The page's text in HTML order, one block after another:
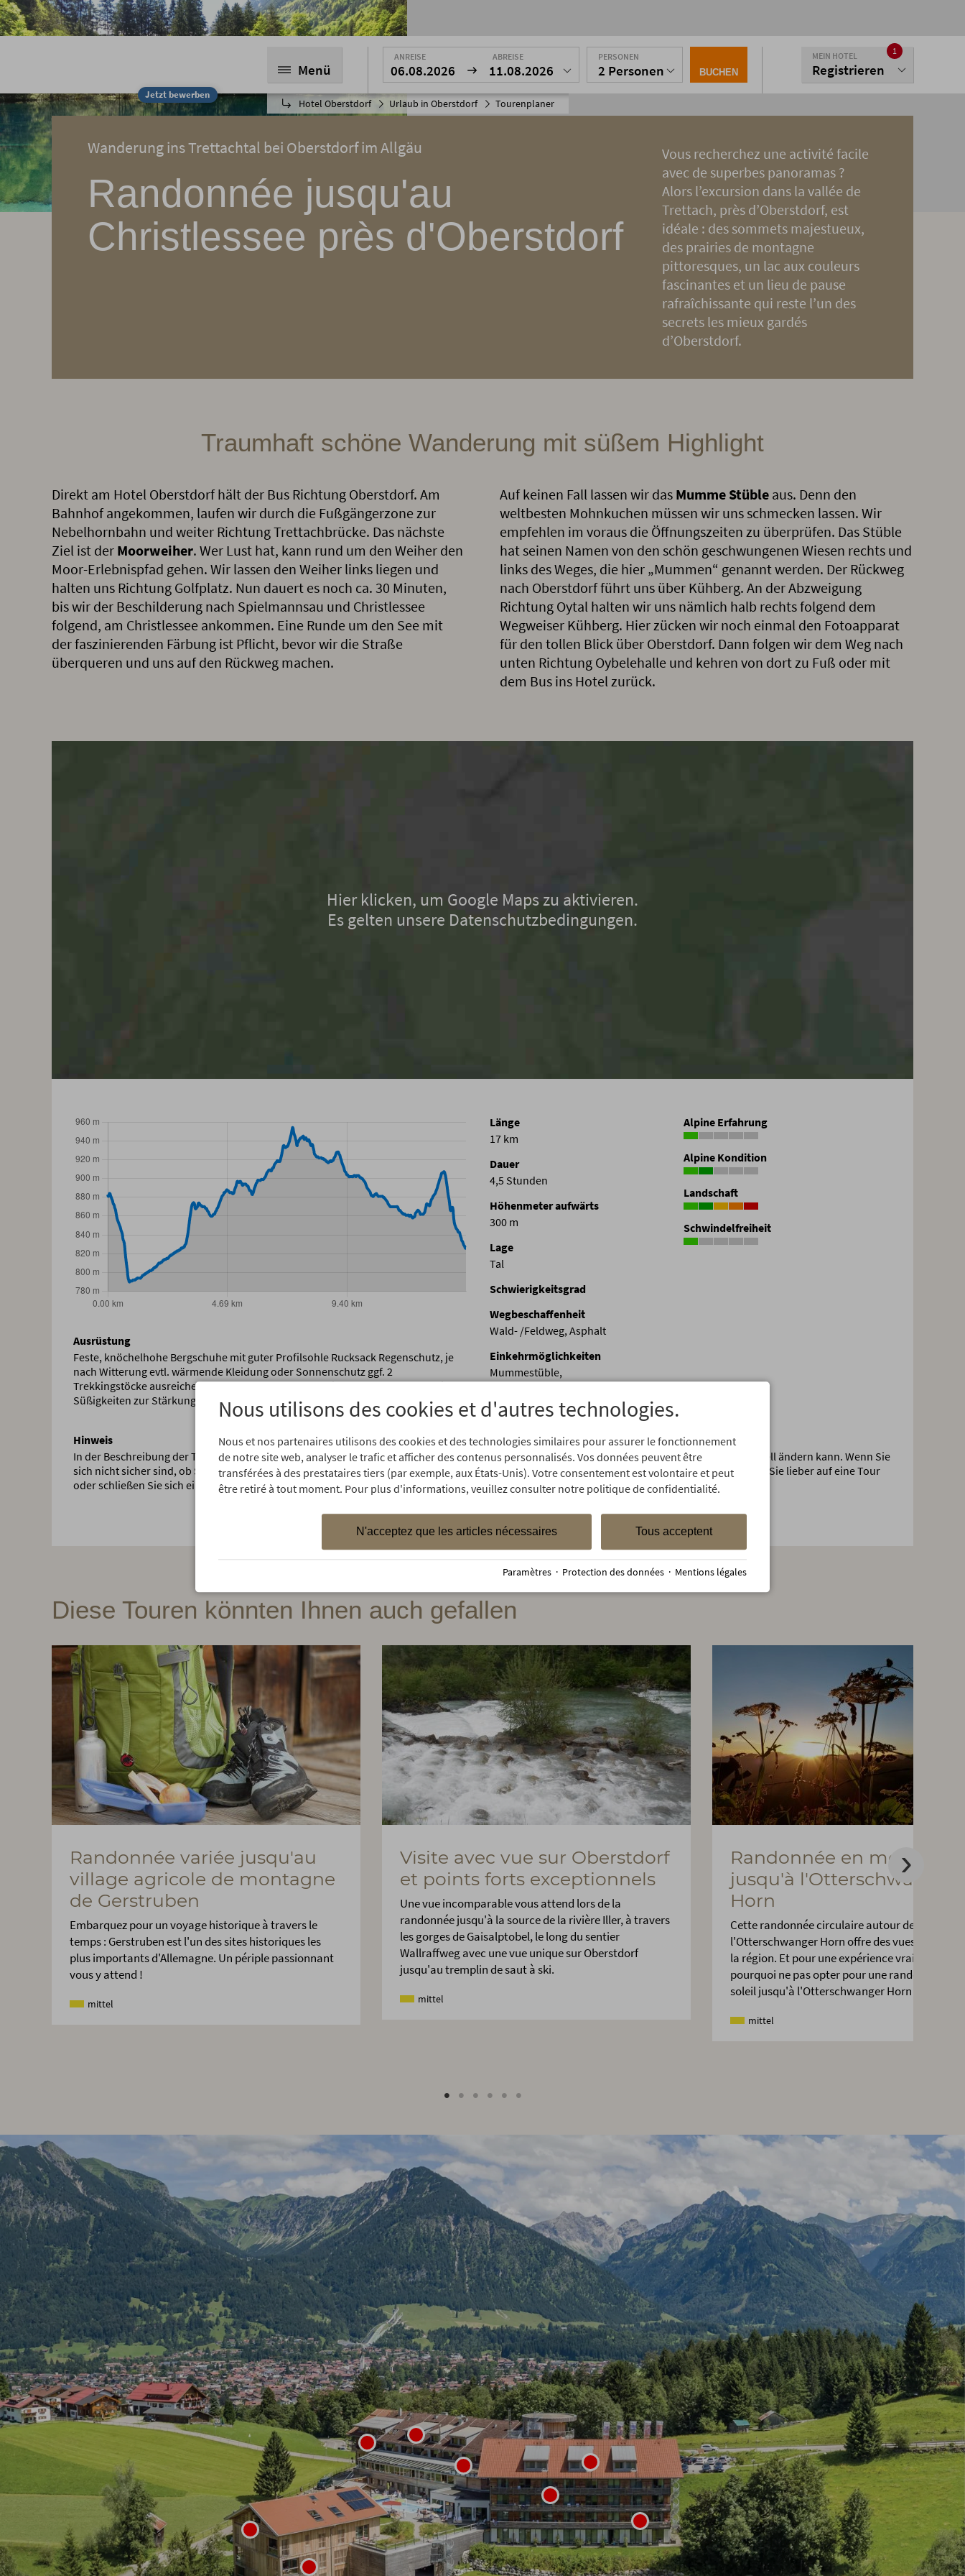
Jetzt bewerben
Menü
Hotel Oberstdorf Urlaub in Oberstdorf Tourenplaner
ANREISE
06.08.2026
ABREISE
11.08.2026
PERSONEN
2 Personen BUCHEN
MEIN HOTEL
Registrieren
1
Wanderung ins Trettachtal bei Oberstdorf im Allgäu
Randonnée jusqu'au
Christlessee près d'Oberstdorf
Vous recherchez une activité facile
avec de superbes panoramas ?
Alors l’excursion dans la vallée de
Trettach, près d’Oberstdorf, est
idéale : des sommets majestueux,
des prairies de montagne
pittoresques, un lac aux couleurs
fascinantes et un lieu de pause
rafraîchissante qui reste l’un des
secrets les mieux gardés
d’Oberstdorf.
Traumhaft schöne Wanderung mit süßem Highlight
Direkt am Hotel Oberstdorf hält der Bus Richtung Oberstdorf. Am
Bahnhof angekommen, laufen wir durch die Fußgängerzone zur
Nebelhornbahn und weiter Richtung Trettachbrücke. Das nächste
Ziel ist der Moorweiher. Wer Lust hat, kann rund um den Weiher den
Moor-Erlebnispfad gehen. Wir lassen den Weiher links liegen und
halten uns Richtung Golfplatz. Nun dauert es noch ca. 30 Minuten,
bis wir der Beschilderung nach Spielmannsau und Christlessee
folgend, am Christlessee ankommen. Eine Runde um den See mit
der faszinierenden Färbung ist Pflicht, bevor wir die Straße
überqueren und uns auf den Rückweg machen.
Auf keinen Fall lassen wir das Mumme Stüble aus. Denn den
weltbesten Mohnkuchen müssen wir uns schmecken lassen. Wir
empfehlen im voraus die Öffnungszeiten zu überprüfen. Das Stüble
hat seinen Namen von den schön geschwungenen Wiesen rechts und
links des Weges, die hier „Mummen“ genannt werden. Der Rückweg
nach Oberstdorf führt uns über Kühberg. An der Abzweigung
Richtung Oytal halten wir uns nämlich halb rechts folgend dem
Wegweiser Kühberg. Hier zücken wir noch einmal den Fotoapparat
für den tollen Blick über Oberstdorf. Dann folgen wir dem Weg nach
unten Richtung Oybelehalle und kehren von dort zu Fuß oder mit
dem Bus ins Hotel zurück.
Hier klicken, um Google Maps zu aktivieren.
Es gelten unsere Datenschutzbedingungen.
Ausrüstung
Feste, knöchelhohe Bergschuhe mit guter Profilsohle Rucksack Regenschutz, je
nach Witterung evtl. wärmende Kleidung oder Sonnenschutz ggf. 2
Trekkingstöcke ausreichend Getränke vor allem an heißen Tagen evtl. Brotzeit /
Süßigkeiten zur Stärkung
Länge
17 km
Dauer
4,5 Stunden
Höhenmeter aufwärts
300 m
Lage
Tal
Schwierigkeitsgrad
Wegbeschaffenheit
Wald- /Feldweg, Asphalt
Einkehrmöglichkeiten
Mummestüble,
Alpine Erfahrung
Alpine Kondition
Landschaft
Schwindelfreiheit
Hinweis
In der Beschreibung der Touren gehen wir immer von normalen Verhältnissen aus. Bitte beachten Sie, dass sich das Wetter im Gebirge sehr schnell ändern kann. Wenn Sie
sich nicht sicher sind, ob Sie einer Tour gewachsen sind, ob Sie die nötige alpine Erfahrung, Ausrüstung oder Ausbildung dazu haben, verzichten Sie lieber auf eine Tour
oder schließen Sie sich einer professionellen Führung an.
Diese Touren könnten Ihnen auch gefallen
Randonnée variée jusqu'au
village agricole de montagne
de Gerstruben
Embarquez pour un voyage historique à travers le
temps : Gerstruben est l'un des sites historiques les
plus importants d'Allemagne. Un périple passionnant
vous y attend !
mittel
Visite avec vue sur Oberstdorf
et points forts exceptionnels
Une vue incomparable vous attend lors de la
randonnée jusqu'à la source de la rivière Iller, à travers
les gorges de Gaisalptobel, le long du sentier
Wallraffweg avec une vue unique sur Oberstdorf
jusqu'au tremplin de saut à ski.
mittel
Randonnée en montagne
jusqu'à l'Otterschwanger
Horn
Cette randonnée circulaire autour de
l'Otterschwanger Horn offre des vues
la région. Et pour une expérience vraiment
pourquoi ne pas opter pour une randonnée au
soleil jusqu'à l'Otterschwanger Horn ?
mittel
Nous utilisons des cookies et d'autres technologies.
Nous et nos partenaires utilisons des cookies et des technologies similaires pour assurer le fonctionnement
de notre site web, analyser le trafic et afficher des contenus personnalisés. Vos données peuvent être
transférées à des prestataires tiers (par exemple, aux États-Unis). Votre consentement est volontaire et peut
être retiré à tout moment. Pour plus d'informations, veuillez consulter notre politique de confidentialité.
Tous acceptent
N'acceptez que les articles nécessaires
Paramètres · Protection des données · Mentions légales